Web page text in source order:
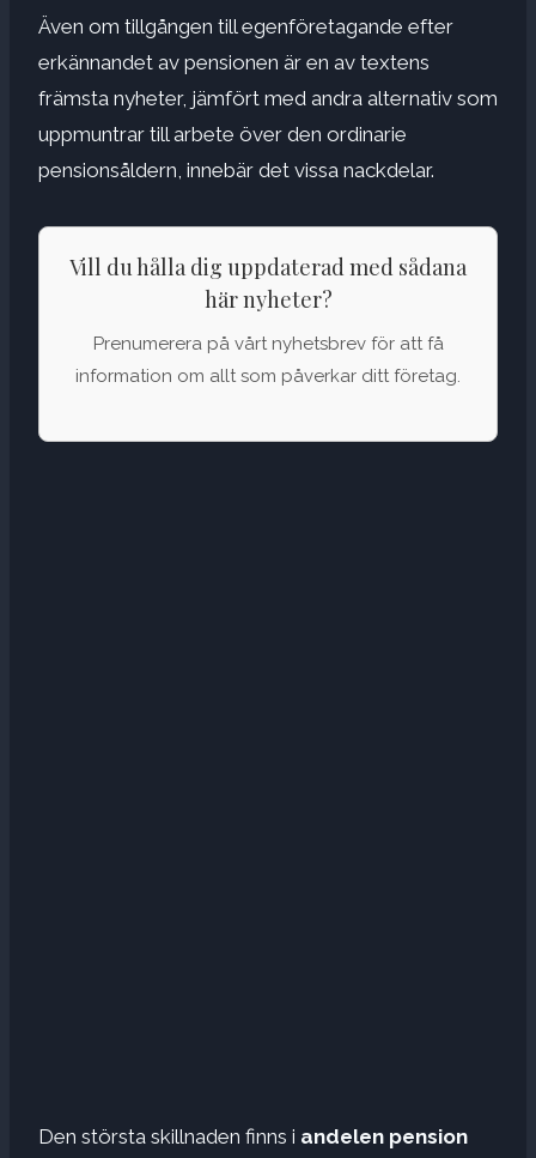
Även om tillgången till egenföretagande efter
erkännandet av pensionen är en av textens
främsta nyheter, jämfört med andra alternativ som
uppmuntrar till arbete över den ordinarie
pensionsåldern, innebär det vissa nackdelar.
Vill du hålla dig uppdaterad med sådana
här nyheter?
Prenumerera på vårt nyhetsbrev för att få
information om allt som påverkar ditt företag.
Den största skillnaden finns i andelen pension